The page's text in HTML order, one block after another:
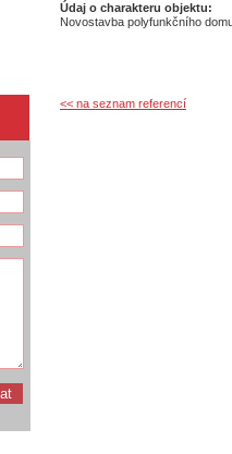
Údaj o charakteru objektu:
Novostavba polyfunkčního
<< na seznam referencí